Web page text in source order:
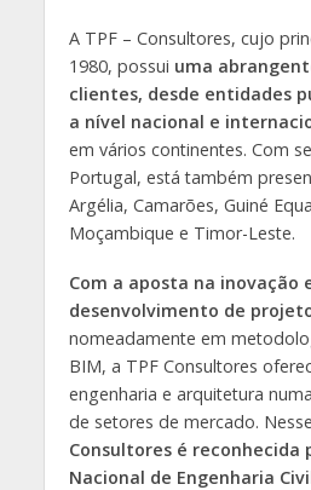
A TPF – Consultores, cujo
1980, possui uma
clientes, desde entidades
a nível nacional e
em vários continentes. Com
Portugal, está também
Argélia, Camarões, Guiné
Moçambique e Timor-Leste.
Com a aposta na inovação
desenvolvimento de
nomeadamente em
BIM, a TPF Consultores
engenharia e arquitetura
de setores de mercado.
Consultores é reconhecida
Nacional de Engenharia